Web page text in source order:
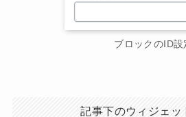
ブロックのID設
記事下のウィジェッ